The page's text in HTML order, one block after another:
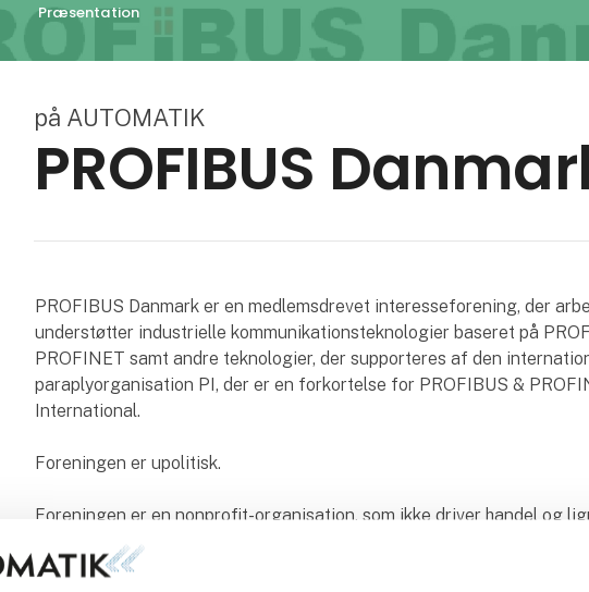
Præsentation
på AUTOMATIK
PROFIBUS
PROFIBUS Danmark er en medlemsdrevet interesseforening, der
understøtter industrielle kommunikationsteknologier baseret på
PROFINET samt andre teknologier, der supporteres af den
paraplyorganisation PI, der er en forkortelse for PROFIBUS &
International.
Foreningen er upolitisk.
Foreningen er en nonprofit-organisation, som ikke driver handel og
profitgivende aktiviteter.